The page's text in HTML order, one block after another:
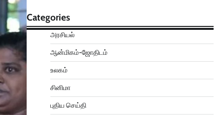
Categories
அரசியல்
ஆன்மிகம்-ஜோதிடம்
உலகம்
சினிமா
புதிய செய்தி